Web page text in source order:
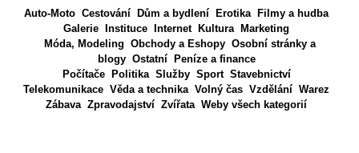
Auto-Moto Cestování Dům a bydlení Erotika
Filmy a hudba
Galerie
Instituce Internet Kultura
Marketing
Móda, Modeling Obchody a Eshopy Osobní stránky a
blogy Ostatní
Peníze a finance
Počítače
Politika Služby Sport Stavebnictví
Telekomunikace Věda a technika Volný čas Vzdělání Warez
Zábava Zpravodajství Zvířata Weby všech kategorií